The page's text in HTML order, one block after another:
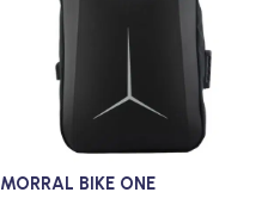
MORRAL BIKE ONE